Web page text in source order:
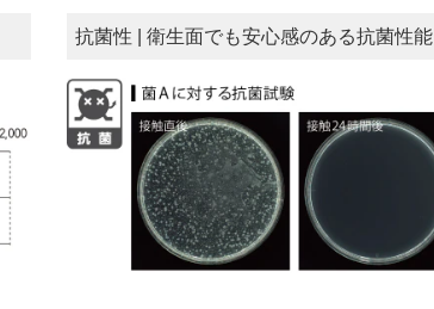
抗菌性 | 衛生面でも安心感のある抗菌性能